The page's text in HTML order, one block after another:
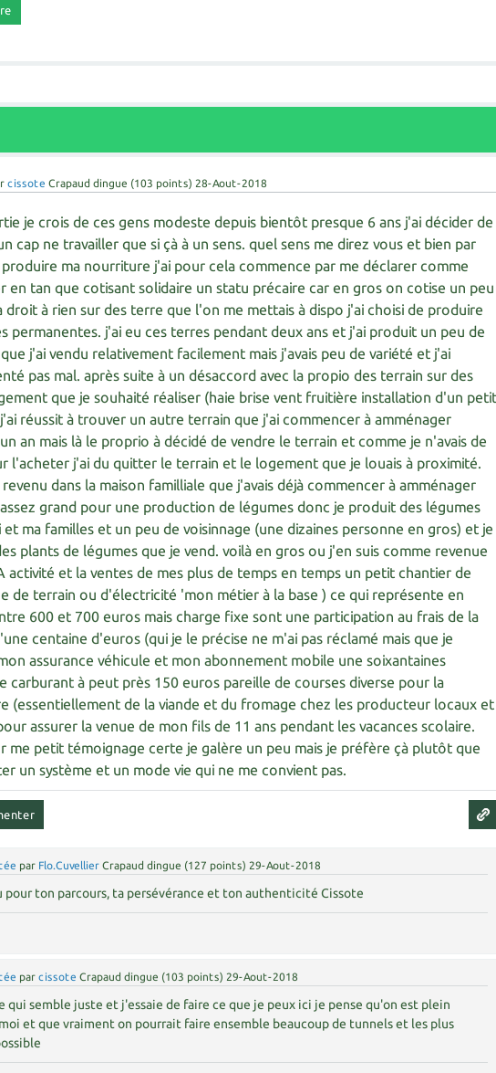
cissote Crapaud dingue (103 points) 28-Aout-2018
je crois de ces gens modeste depuis bientôt presque 6 ans j'ai décider de
cap ne travailler que si çà à un sens. quel sens me direz vous et bien par
ma nourriture j'ai pour cela commence par me déclarer comme
en tan que cotisant solidaire un statu précaire car en gros on cotise un peu
droit à rien sur des terre que l'on me mettais à dispo j'ai choisi de produire
permanentes. j'ai eu ces terres pendant deux ans et j'ai produit un peu de
j'ai vendu relativement facilement mais j'avais peu de variété et j'ai
pas mal. après suite à un désaccord avec la propio des terrain sur des
que je souhaité réaliser (haie brise vent fruitière installation d'un petit
réussit à trouver un autre terrain que j'ai commencer à amménager
an mais là le proprio à décidé de vendre le terrain et comme je n'avais de
l'acheter j'ai du quitter le terrain et le logement que je louais à proximité.
dans la maison familliale que j'avais déjà commencer à amménager
assez grand pour une production de légumes donc je produit des légumes
ma familles et un peu de voisinnage (une dizaines personne en gros) et je
plants de légumes que je vend. voilà en gros ou j'en suis comme revenue
activité et la ventes de mes plus de temps en temps un petit chantier de
de terrain ou d'électricité 'mon métier à la base ) ce qui représente en
600 et 700 euros mais charge fixe sont une participation au frais de la
centaine d'euros (qui je le précise ne m'ai pas réclamé mais que je
assurance véhicule et mon abonnement mobile une soixantaines
carburant à peut près 150 euros pareille de courses diverse pour la
(essentiellement de la viande et du fromage chez les producteur locaux et
assurer la venue de mon fils de 11 ans pendant les vacances scolaire.
me petit témoignage certe je galère un peu mais je préfère çà plutôt que
un système et un mode vie qui ne me convient pas.
par Flo.Cuvellier Crapaud dingue (127 points) 29-Aout-2018
pour ton parcours, ta persévérance et ton authenticité Cissote
parcissote Crapaud dingue (103 points) 29-Aout-2018
qui semble juste et j'essaie de faire ce que je peux ici je pense qu'on est plein
et que vraiment on pourrait faire ensemble beaucoup de tunnels et les plus